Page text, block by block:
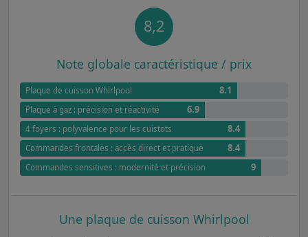
8,2
Note globale caractéristique / prix
Plaque de cuisson Whirlpool 8.1
Plaque à gaz : précision et réactivité 6.9
4 foyers : polyvalence pour les cuistots 8.4
Commandes frontales : accès direct et pratique 8.4
Commandes sensitives : modernité et précision 9
Une plaque de cuisson Whirlpool